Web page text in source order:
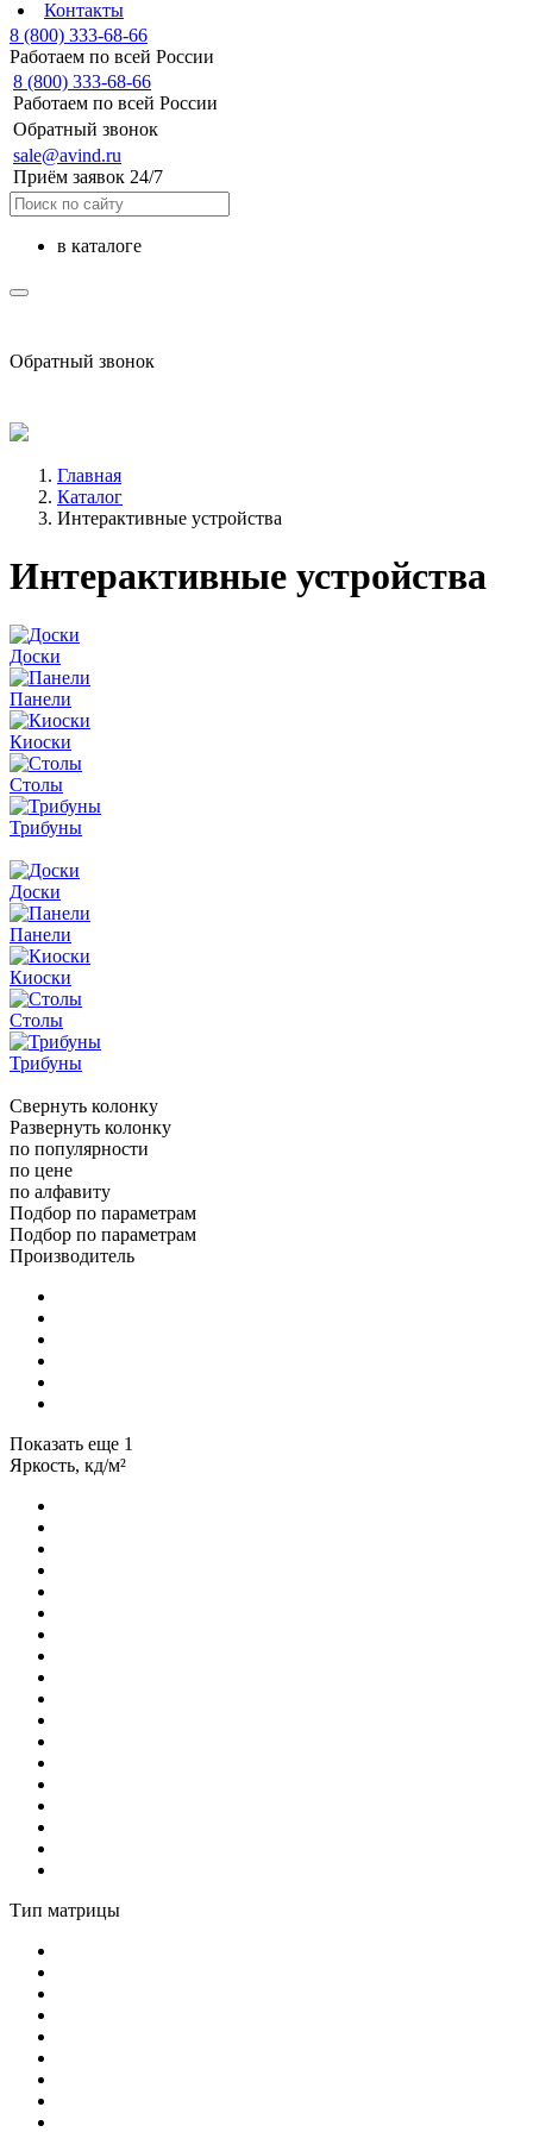
Контакты
8 (800) 333-68-66
Работаем по всей России
8 (800) 333-68-66
Работаем по всей России
Обратный звонок
sale@avind.ru
Приём заявок 24/7
в каталоге
Обратный звонок
Главная
Каталог
Интерактивные устройства
Интерактивные устройства
Доски
Панели
Киоски
Столы
Трибуны
Доски
Панели
Киоски
Столы
Трибуны
Свернуть колонку
Развернуть колонку
по популярности
по цене
по алфавиту
Подбор по параметрам
Подбор по параметрам
Производитель
Показать еще 1
Яркость, кд/м²
Тип матрицы